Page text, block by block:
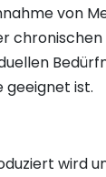
von
geeignet ist.
wird